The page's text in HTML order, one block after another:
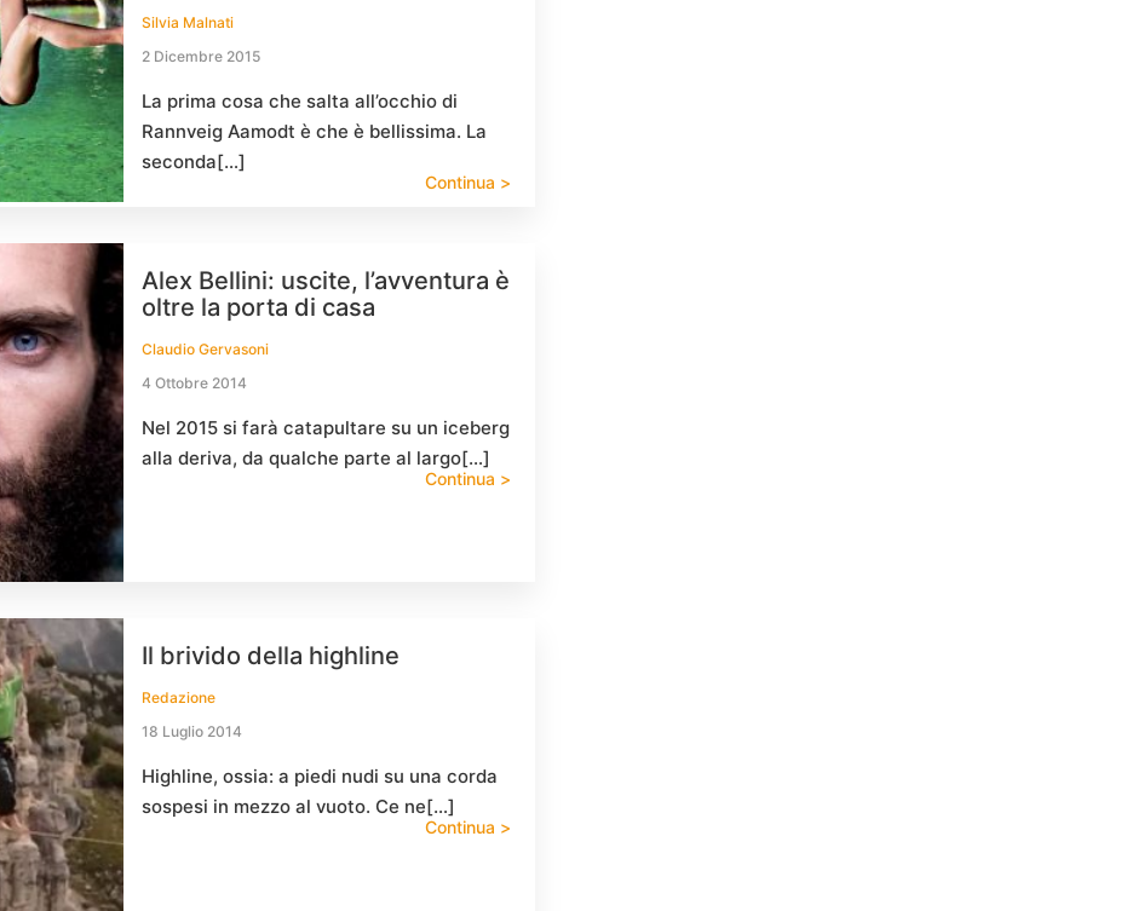
Silvia Malnati
2 Dicembre 2015
La prima cosa che salta all’occhio di
Rannveig Aamodt è che è bellissima. La
seconda[…]
Continua >
Alex Bellini: uscite, l’avventura è
oltre la porta di casa
Claudio Gervasoni
4 Ottobre 2014
Nel 2015 si farà catapultare su un iceberg
alla deriva, da qualche parte al largo[…]
Continua >
Il brivido della highline
Redazione
18 Luglio 2014
Highline, ossia: a piedi nudi su una corda
sospesi in mezzo al vuoto. Ce ne[…]
Continua >